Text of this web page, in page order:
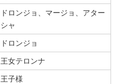
ドロンジョ、マージョ、アター
シャ
ドロンジョ
王女テロンナ
王子様